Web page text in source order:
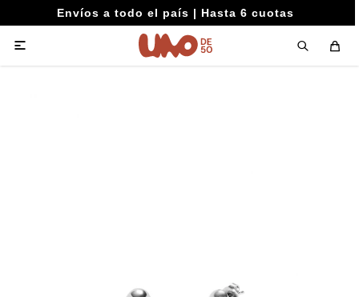
Envíos a todo el país | Hasta 6 cuotas
